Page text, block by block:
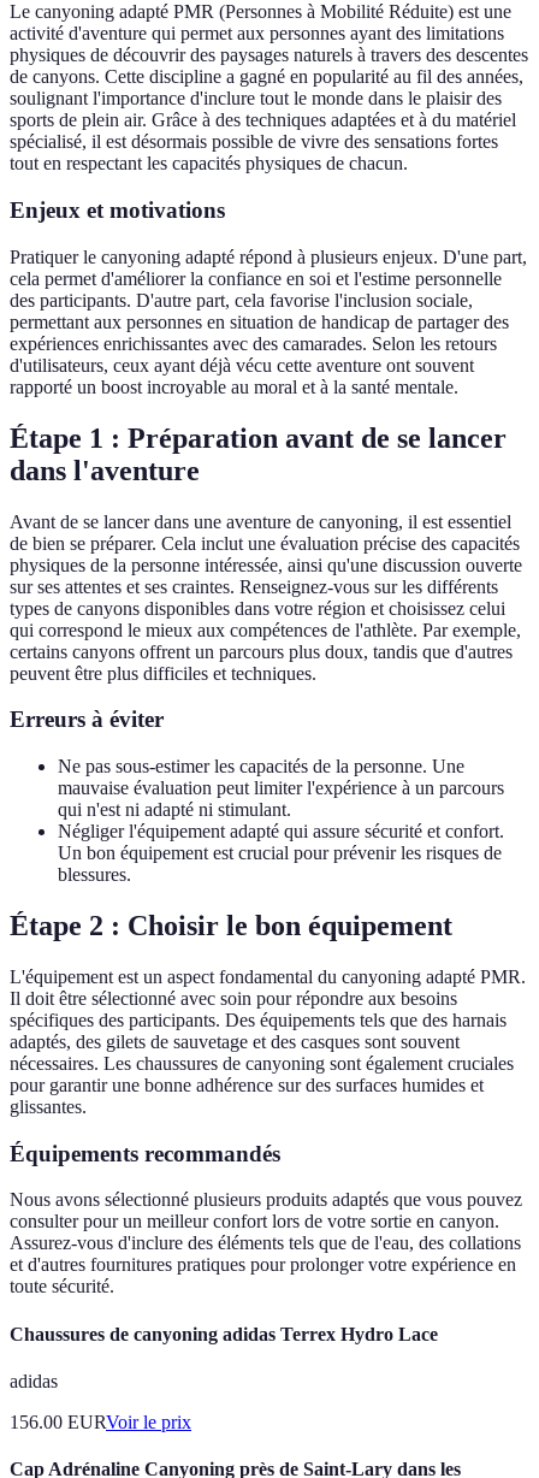
Le canyoning adapté PMR (Personnes à Mobilité Réduite) est une
activité d'aventure qui permet aux personnes ayant des limitations
physiques de découvrir des paysages naturels à travers des descentes
de canyons. Cette discipline a gagné en popularité au fil des années,
soulignant l'importance d'inclure tout le monde dans le plaisir des
sports de plein air. Grâce à des techniques adaptées et à du matériel
spécialisé, il est désormais possible de vivre des sensations fortes
tout en respectant les capacités physiques de chacun.
Enjeux et motivations
Pratiquer le canyoning adapté répond à plusieurs enjeux. D'une part,
cela permet d'améliorer la confiance en soi et l'estime personnelle
des participants. D'autre part, cela favorise l'inclusion sociale,
permettant aux personnes en situation de handicap de partager des
expériences enrichissantes avec des camarades. Selon les retours
d'utilisateurs, ceux ayant déjà vécu cette aventure ont souvent
rapporté un boost incroyable au moral et à la santé mentale.
Étape 1 : Préparation avant de se lancer
dans l'aventure
Avant de se lancer dans une aventure de canyoning, il est essentiel
de bien se préparer. Cela inclut une évaluation précise des capacités
physiques de la personne intéressée, ainsi qu'une discussion ouverte
sur ses attentes et ses craintes. Renseignez-vous sur les différents
types de canyons disponibles dans votre région et choisissez celui
qui correspond le mieux aux compétences de l'athlète. Par exemple,
certains canyons offrent un parcours plus doux, tandis que d'autres
peuvent être plus difficiles et techniques.
Erreurs à éviter
Ne pas sous-estimer les capacités de la personne. Une
mauvaise évaluation peut limiter l'expérience à un parcours
qui n'est ni adapté ni stimulant.
Négliger l'équipement adapté qui assure sécurité et confort.
Un bon équipement est crucial pour prévenir les risques de
blessures.
Étape 2 : Choisir le bon équipement
L'équipement est un aspect fondamental du canyoning adapté PMR.
Il doit être sélectionné avec soin pour répondre aux besoins
spécifiques des participants. Des équipements tels que des harnais
adaptés, des gilets de sauvetage et des casques sont souvent
nécessaires. Les chaussures de canyoning sont également cruciales
pour garantir une bonne adhérence sur des surfaces humides et
glissantes.
Équipements recommandés
Nous avons sélectionné plusieurs produits adaptés que vous pouvez
consulter pour un meilleur confort lors de votre sortie en canyon.
Assurez-vous d'inclure des éléments tels que de l'eau, des collations
et d'autres fournitures pratiques pour prolonger votre expérience en
toute sécurité.
Chaussures de canyoning adidas Terrex Hydro Lace
adidas
156.00 EURVoir le prix
Cap Adrénaline Canyoning près de Saint-Lary dans les